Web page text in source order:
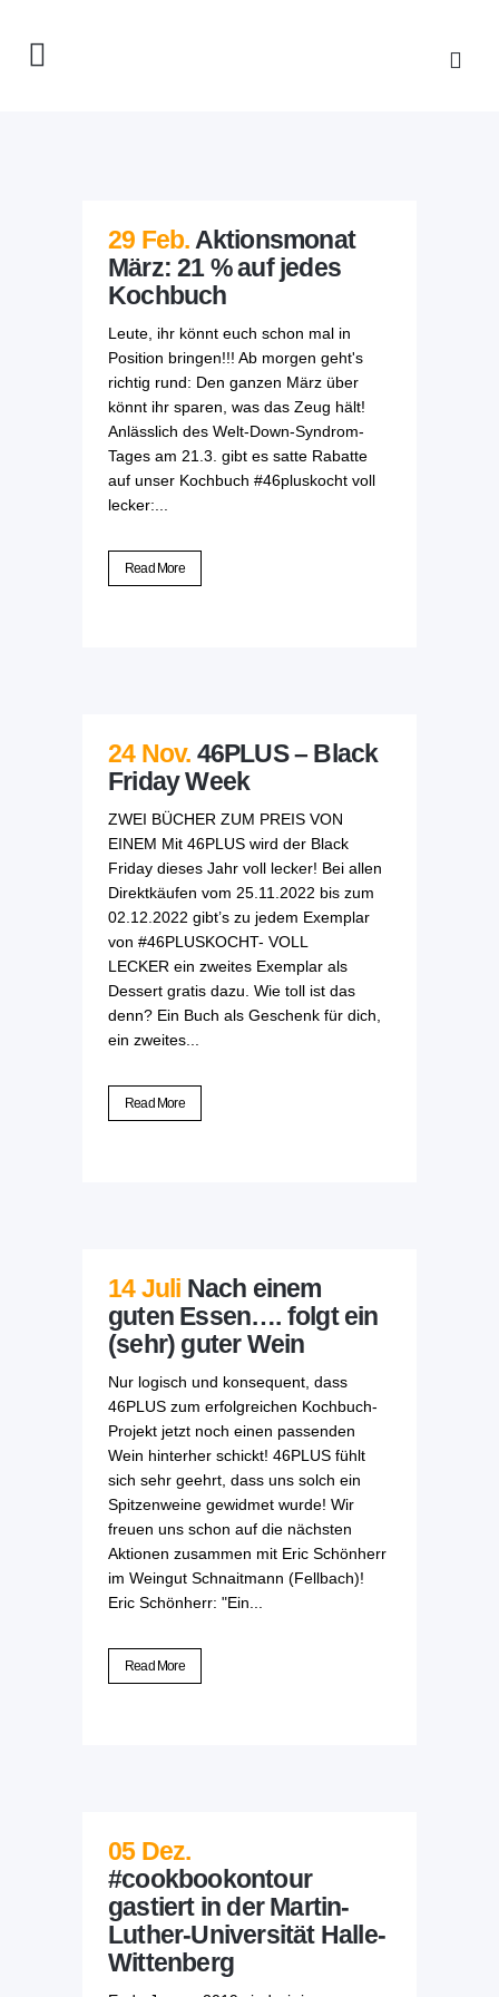
29 Feb. Aktionsmonat
März: 21 % auf jedes
Kochbuch
Leute, ihr könnt euch schon mal in
Position bringen!!! Ab morgen geht's
richtig rund: Den ganzen März über
könnt ihr sparen, was das Zeug hält!
Anlässlich des Welt-Down-Syndrom-
Tages am 21.3. gibt es satte Rabatte
auf unser Kochbuch #46pluskocht voll
lecker:...
Read More
24 Nov. 46PLUS – Black
Friday Week
ZWEI BÜCHER ZUM PREIS VON
EINEM Mit 46PLUS wird der Black
Friday dieses Jahr voll lecker! Bei allen
Direktkäufen vom 25.11.2022 bis zum
02.12.2022 gibt’s zu jedem Exemplar
von #46PLUSKOCHT- VOLL
LECKER ein zweites Exemplar als
Dessert gratis dazu. Wie toll ist das
denn? Ein Buch als Geschenk für dich,
ein zweites...
Read More
14 Juli Nach einem
guten Essen…. folgt ein
(sehr) guter Wein
Nur logisch und konsequent, dass
46PLUS zum erfolgreichen Kochbuch-
Projekt jetzt noch einen passenden
Wein hinterher schickt! 46PLUS fühlt
sich sehr geehrt, dass uns solch ein
Spitzenweine gewidmet wurde! Wir
freuen uns schon auf die nächsten
Aktionen zusammen mit Eric Schönherr
im Weingut Schnaitmann (Fellbach)!
Eric Schönherr: "Ein...
Read More
05 Dez.
#cookbookontour
gastiert in der Martin-
Luther-Universität Halle-
Wittenberg